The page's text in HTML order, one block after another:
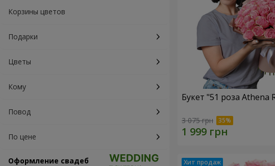
Корзины цветов
Подарки
Цветы
Кому
Повод
По цене
Оформление свадеб
Букет "51 роза Athena
3 075 грн